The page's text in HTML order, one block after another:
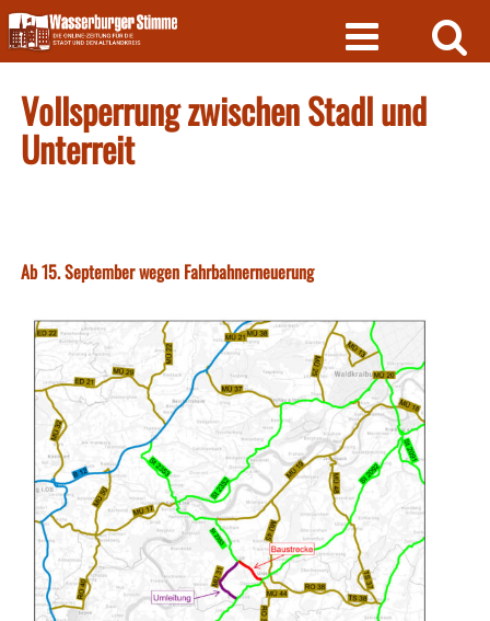
Skip
to
content
Vollsperrung zwischen Stadl und
Unterreit
Ab 15. September wegen Fahrbahnerneuerung